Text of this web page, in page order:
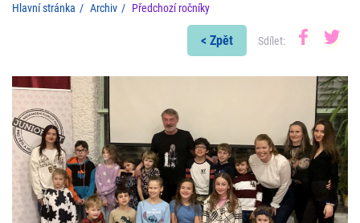
Hlavní stránka Archiv Předchozí ročníky
< Zpět Sdílet: